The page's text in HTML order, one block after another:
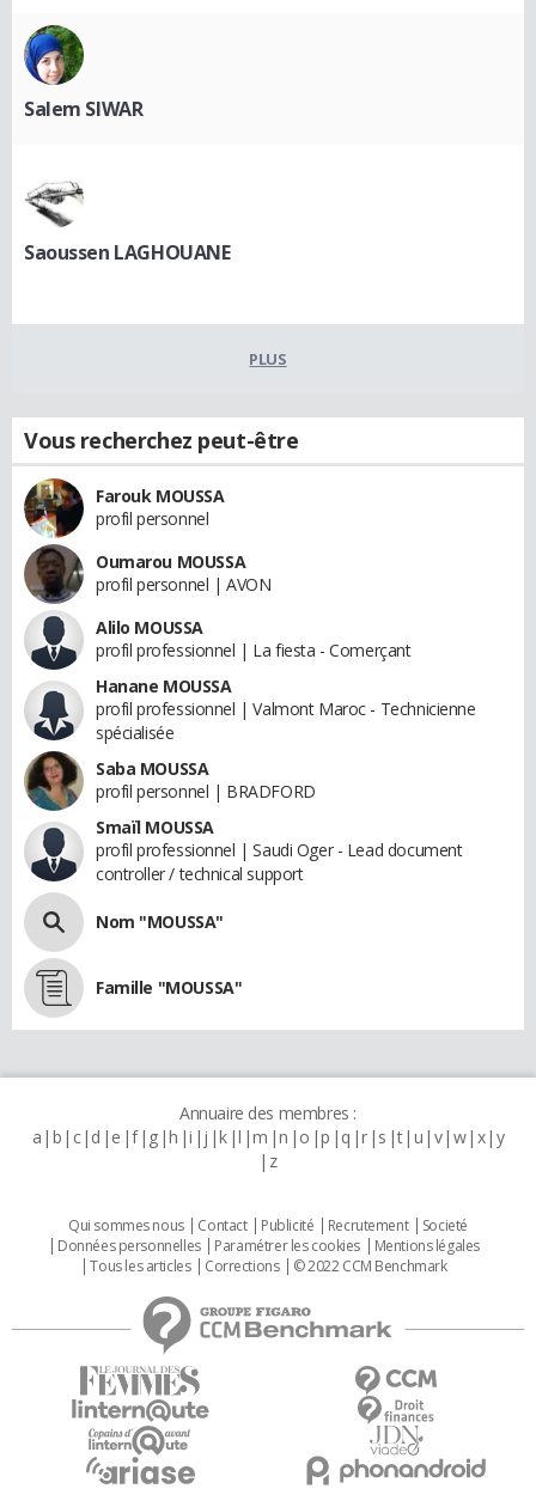
Salem SIWAR
Saoussen LAGHOUANE
PLUS
Vous recherchez peut-être
Farouk MOUSSA
profil personnel
Oumarou MOUSSA
profil personnel | AVON
Alilo MOUSSA
profil professionnel | La fiesta - Comerçant
Hanane MOUSSA
profil professionnel | Valmont Maroc - Technicienne
spécialisée
Saba MOUSSA
profil personnel | BRADFORD
Smaïl MOUSSA
profil professionnel | Saudi Oger - Lead document
controller / technical support
Nom "MOUSSA"
Famille "MOUSSA"
Annuaire des membres :
a b c d e f g h i j k l m n o p q r s t u v w x y
z
Qui sommes nous Contact Publicité Recrutement
Societé
Données personnelles
Paramétrer les cookies
Mentions légales
Tous les articles
Corrections © 2022 CCM Benchmark